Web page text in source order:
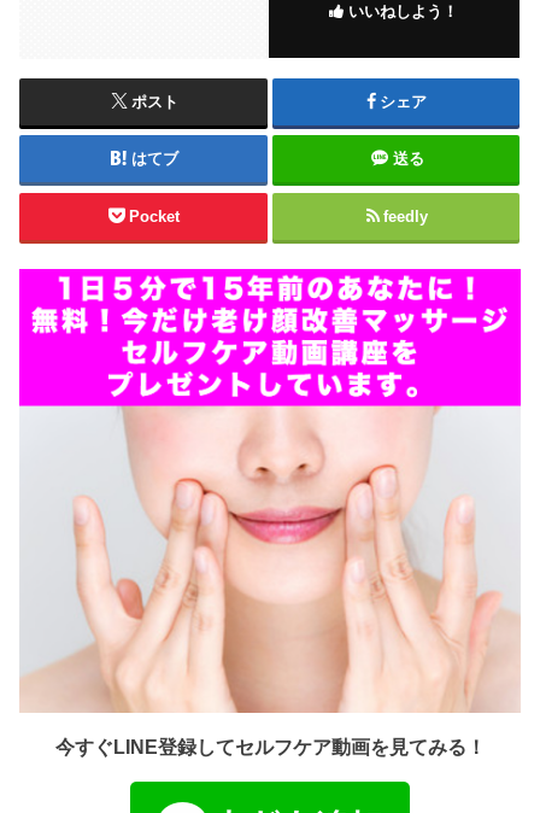
いいねしよう！
ポスト シェア
はてブ 送る
Pocket feedly
今すぐLINE登録してセルフケア動画を見てみる！